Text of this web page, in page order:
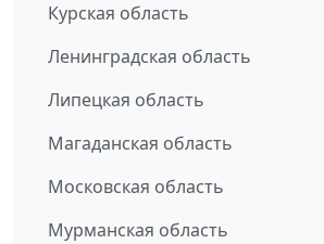
Курская область
Ленинградская область
Липецкая область
Магаданская область
Московская область
Мурманская область